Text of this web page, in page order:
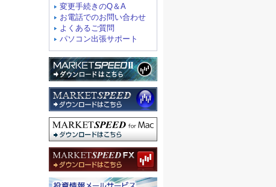
変更手続きのQ＆A
お電話でのお問い合わせ
よくあるご質問
パソコン出張サポート